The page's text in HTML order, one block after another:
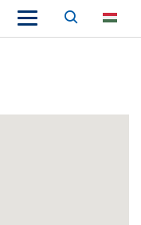
Keresés